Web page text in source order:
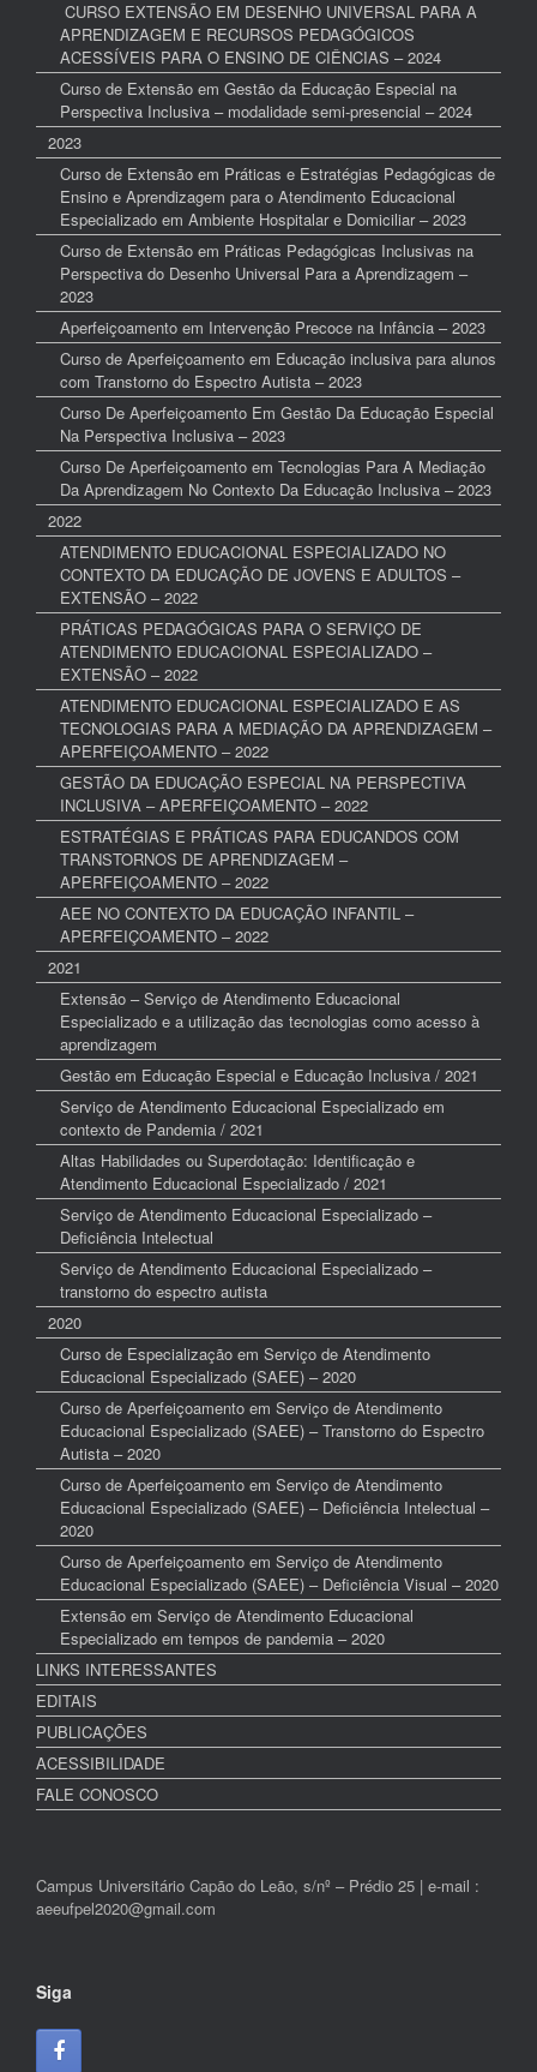
CURSO EXTENSÃO EM DESENHO UNIVERSAL PARA A
APRENDIZAGEM E RECURSOS PEDAGÓGICOS
ACESSÍVEIS PARA O ENSINO DE CIÊNCIAS – 2024
Curso de Extensão em Gestão da Educação Especial na
Perspectiva Inclusiva – modalidade semi-presencial – 2024
2023
Curso de Extensão em Práticas e Estratégias Pedagógicas de
Ensino e Aprendizagem para o Atendimento Educacional
Especializado em Ambiente Hospitalar e Domiciliar – 2023
Curso de Extensão em Práticas Pedagógicas Inclusivas na
Perspectiva do Desenho Universal Para a Aprendizagem –
2023
Aperfeiçoamento em Intervenção Precoce na Infância – 2023
Curso de Aperfeiçoamento em Educação inclusiva para alunos
com Transtorno do Espectro Autista – 2023
Curso De Aperfeiçoamento Em Gestão Da Educação Especial
Na Perspectiva Inclusiva – 2023
Curso De Aperfeiçoamento em Tecnologias Para A Mediação
Da Aprendizagem No Contexto Da Educação Inclusiva – 2023
2022
ATENDIMENTO EDUCACIONAL ESPECIALIZADO NO
CONTEXTO DA EDUCAÇÃO DE JOVENS E ADULTOS –
EXTENSÃO – 2022
PRÁTICAS PEDAGÓGICAS PARA O SERVIÇO DE
ATENDIMENTO EDUCACIONAL ESPECIALIZADO –
EXTENSÃO – 2022
ATENDIMENTO EDUCACIONAL ESPECIALIZADO E AS
TECNOLOGIAS PARA A MEDIAÇÃO DA APRENDIZAGEM –
APERFEIÇOAMENTO – 2022
GESTÃO DA EDUCAÇÃO ESPECIAL NA PERSPECTIVA
INCLUSIVA – APERFEIÇOAMENTO – 2022
ESTRATÉGIAS E PRÁTICAS PARA EDUCANDOS COM
TRANSTORNOS DE APRENDIZAGEM –
APERFEIÇOAMENTO – 2022
AEE NO CONTEXTO DA EDUCAÇÃO INFANTIL –
APERFEIÇOAMENTO – 2022
2021
Extensão – Serviço de Atendimento Educacional
Especializado e a utilização das tecnologias como acesso à
aprendizagem
Gestão em Educação Especial e Educação Inclusiva / 2021
Serviço de Atendimento Educacional Especializado em
contexto de Pandemia / 2021
Altas Habilidades ou Superdotação: Identificação e
Atendimento Educacional Especializado / 2021
Serviço de Atendimento Educacional Especializado –
Deficiência Intelectual
Serviço de Atendimento Educacional Especializado –
transtorno do espectro autista
2020
Curso de Especialização em Serviço de Atendimento
Educacional Especializado (SAEE) – 2020
Curso de Aperfeiçoamento em Serviço de Atendimento
Educacional Especializado (SAEE) – Transtorno do Espectro
Autista – 2020
Curso de Aperfeiçoamento em Serviço de Atendimento
Educacional Especializado (SAEE) – Deficiência Intelectual –
2020
Curso de Aperfeiçoamento em Serviço de Atendimento
Educacional Especializado (SAEE) – Deficiência Visual – 2020
Extensão em Serviço de Atendimento Educacional
Especializado em tempos de pandemia – 2020
LINKS INTERESSANTES
EDITAIS
PUBLICAÇÕES
ACESSIBILIDADE
FALE CONOSCO
Campus Universitário Capão do Leão, s/nº – Prédio 25 | e-mail :
aeeufpel2020@gmail.com
Siga